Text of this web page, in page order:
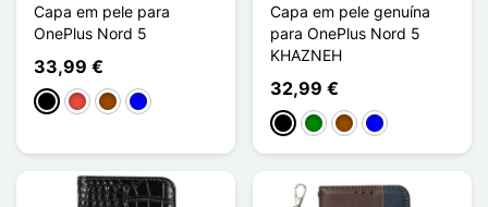
Capa em pele para
OnePlus Nord 5
33,99 €
PretoVermelho
Castanho
Azul
Capa em pele genuína
para OnePlus Nord 5
KHAZNEH
32,99 €
PretoVerdeCastanho
Azul